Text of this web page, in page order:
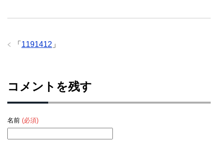
「 1191412 」
コメントを残す
名前 (必須)